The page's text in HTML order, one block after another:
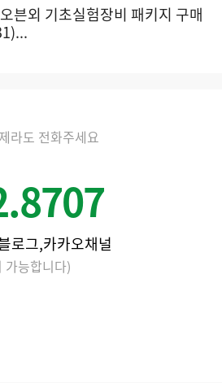
븐외 기초실험장비 패키지 구매
라도 전화주세요
로그,카카오채널
가능합니다)